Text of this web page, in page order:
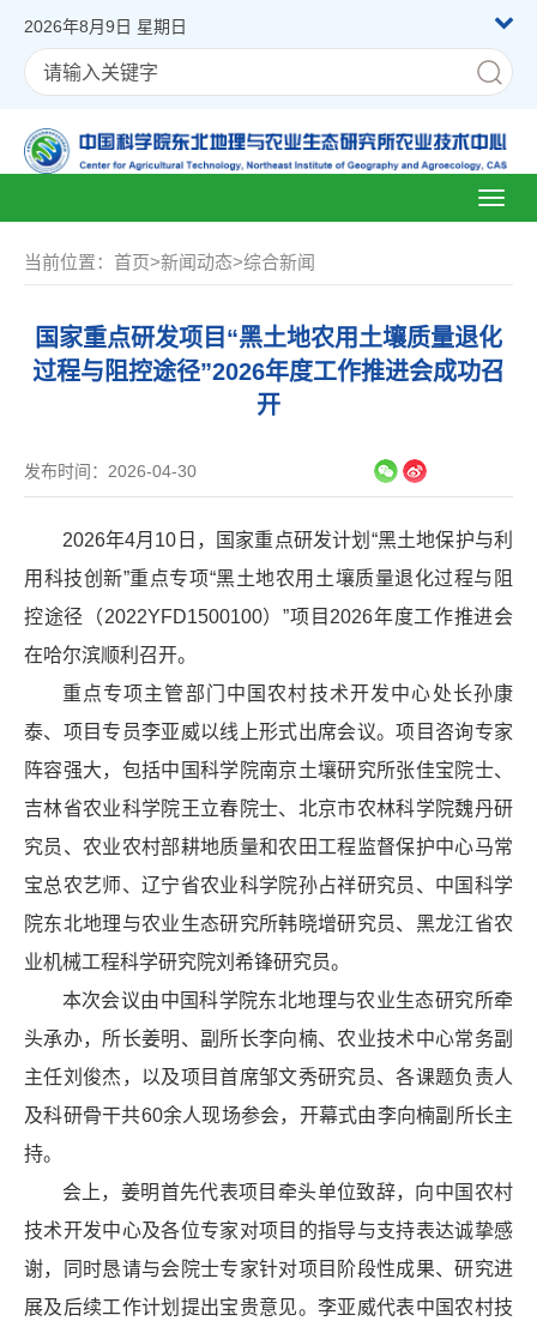
2026年8月9日 星期日
当前位置： 首页>新闻动态>综合新闻
国家重点研发项目“黑土地农用土壤质量退化
过程与阻控途径”2026年度工作推进会成功召
开
发布时间：2026-04-30
2026年4月10日，国家重点研发计划“黑土地保护与利
用科技创新”重点专项“黑土地农用土壤质量退化过程与阻
控途径（2022YFD1500100）”项目2026年度工作推进会
在哈尔滨顺利召开。
重点专项主管部门中国农村技术开发中心处长孙康
泰、项目专员李亚威以线上形式出席会议。项目咨询专家
阵容强大，包括中国科学院南京土壤研究所张佳宝院士、
吉林省农业科学院王立春院士、北京市农林科学院魏丹研
究员、农业农村部耕地质量和农田工程监督保护中心马常
宝总农艺师、辽宁省农业科学院孙占祥研究员、中国科学
院东北地理与农业生态研究所韩晓增研究员、黑龙江省农
业机械工程科学研究院刘希锋研究员。
本次会议由中国科学院东北地理与农业生态研究所牵
头承办，所长姜明、副所长李向楠、农业技术中心常务副
主任刘俊杰，以及项目首席邹文秀研究员、各课题负责人
及科研骨干共60余人现场参会，开幕式由李向楠副所长主
持。
会上，姜明首先代表项目牵头单位致辞，向中国农村
技术开发中心及各位专家对项目的指导与支持表达诚挚感
谢，同时恳请与会院士专家针对项目阶段性成果、研究进
展及后续工作计划提出宝贵意见。李亚威代表中国农村技